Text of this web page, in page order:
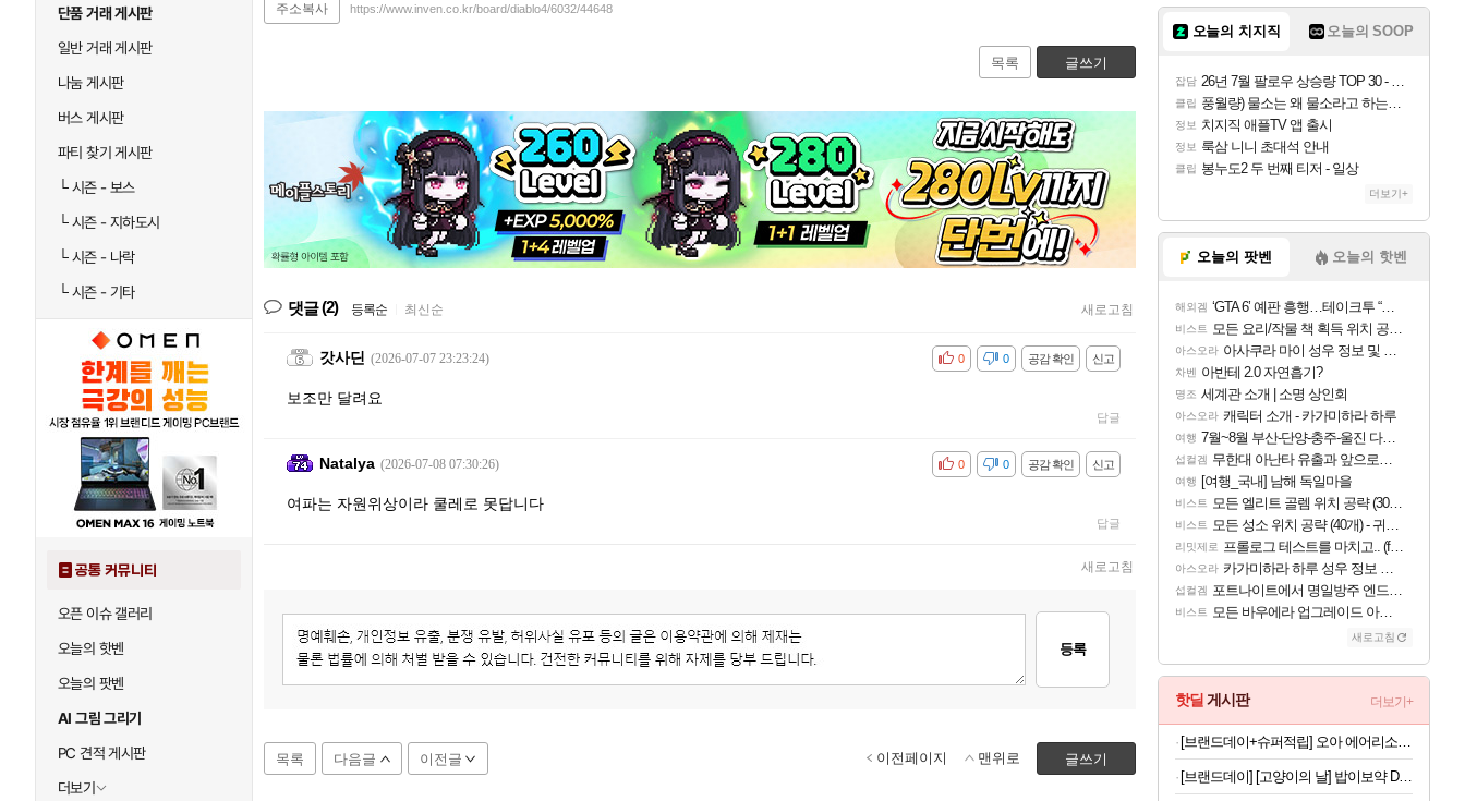
단품 거래 게시판
일반 거래 게시판
나눔 게시판
버스 게시판
파티 찾기 게시판
└시즌 - 보스
└시즌 - 지하도시
└시즌 - 나락
└시즌 - 기타
공통 커뮤니티
오픈 이슈 갤러리
오늘의 핫벤
오늘의 팟벤
AI 그림 그리기
PC 견적 게시판
더보기
주소복사 https://www.inven.co.kr/board/diablo4/6032/44648
목록 글쓰기
댓글(2) 등록순 최신순 새로고침
갓사딘 (2026-07-07 23:23:24) 신고
공감 확인
비공감 0
0
보조만 달려요
답글
Natalya (2026-07-08 07:30:26) 신고
공감 확인
비공감 0
0
여파는 자원위상이라 쿨레로 못답니다
답글
새로고침
등록
목록 다음글 이전글 글쓰기
이전페이지 맨위로
오늘의 치지직 오늘의 SOOP
잡담 26년 7월 팔로우 상승량 TOP 30 - 월간 치지직
클립 풍월량) 물소는 왜 물소라고 하는거야? 아! 그만 ㅋㅋ
정보 치지직 애플TV 앱 출시
정보 룩삼 니니 초대석 안내
클립 봉누도2 두 번째 티저 - 일상
더보기+
오늘의 팟벤 오늘의 핫벤
해외겜 ‘GTA 6’ 예판 흥행…테이크투 “내부 예상 크게 넘어”
비스트 모든 요리/작물 책 획득 위치 공략 (36개) - 미식가 도전과제
아스오라 아사쿠라 마이 성우 정보 및 주요 필모
차벤 아반테 2.0 자연흡기?
명조 세계관 소개 | 소명 상인회
아스오라 캐릭터 소개 - 카가미하라 하루
여행 7월~8월 부산-단양-충주-울진 다녀왔어요~
섭컬겜 무한대 아난타 유출과 앞으로의 예상 (루머)
여행 [여행_국내] 남해 독일마을
비스트 모든 엘리트 골렘 위치 공략 (30개) - 방랑 결투가
비스트 모든 성소 위치 공략 (40개) - 귀환한 영혼 도전과제
리밋제로 프롤로그 테스트를 마치고.. (feat. 리아)
아스오라 카가미하라 하루 성우 정보 및 주요 필모
섭컬겜 포트나이트에서 명일방주 엔드필드 [펠리카] 판매 예정
비스트 모든 바우에라 업그레이드 아이템 획득 위치 공략 (89개)
새로고침
핫딜 게시판 더보기+
[브랜드데이] [고양이의 날] 밥이보약 DOG 하루양갱 관절 (28개입) 하림펫푸드